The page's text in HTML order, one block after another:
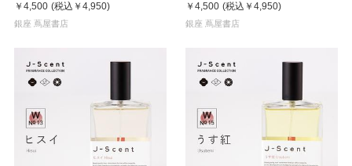
￥4,500 (税込 ￥4,950)
銀座 蔦屋書店
￥4,500 (税込 ￥4,950)
銀座 蔦屋書店